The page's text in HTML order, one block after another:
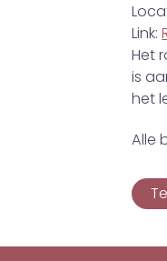
Link:
Het
is
het
Alle